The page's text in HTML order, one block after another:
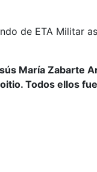
de ETA Militar
María Zabarte
Todos ellos